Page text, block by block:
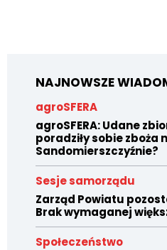
NAJNOWSZE
agroSFERA
agroSFERA: Udane
poradziły sobie zboża
Sandomierszczyźnie?
Sesje samorządu
Zarząd Powiatu
Brak wymaganej
Społeczeństwo